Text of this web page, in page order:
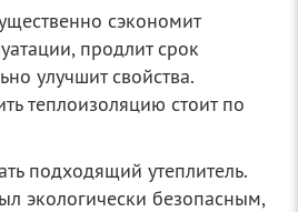
сэкономит
продлит срок
улучшит свойства.
теплоизоляцию стоит по
подходящий утеплитель.
экологически безопасным,